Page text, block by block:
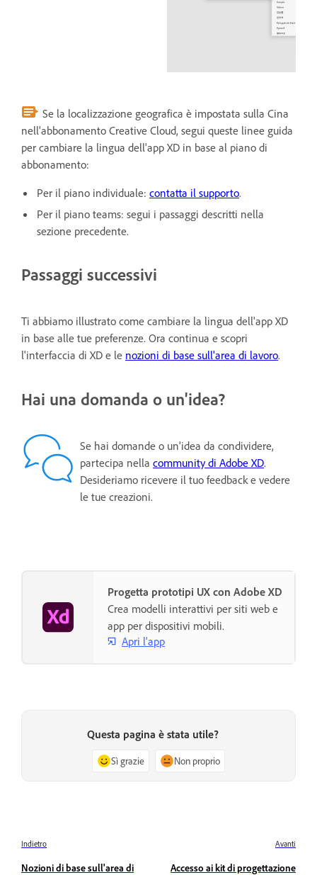
Se la localizzazione geografica è impostata sulla Cina
nell'abbonamento Creative Cloud, segui queste linee guida
per cambiare la lingua dell'app XD in base al piano di
abbonamento:
Per il piano individuale: contatta il supporto.
Per il piano teams: segui i passaggi descritti nella
sezione precedente.
Passaggi successivi
Ti abbiamo illustrato come cambiare la lingua dell'app XD
in base alle tue preferenze. Ora continua e scopri
l'interfaccia di XD e le nozioni di base sull'area di lavoro.
Hai una domanda o un'idea?
Se hai domande o un'idea da condividere,
partecipa nella community di Adobe XD.
Desideriamo ricevere il tuo feedback e vedere
le tue creazioni.
Progetta prototipi UX con Adobe XD
Crea modelli interattivi per siti web e
app per dispositivi mobili.
Apri l'app
Questa pagina è stata utile?
Sì grazie Non proprio
Indietro
Nozioni di base sull'area di
Avanti
Accesso ai kit di progettazione